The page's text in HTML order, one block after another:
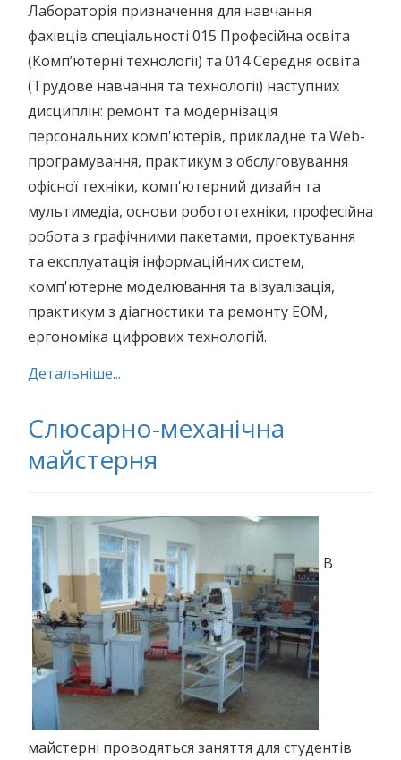
Лабораторія призначення для навчання
фахівців спеціальності 015 Професійна освіта
(Комп’ютерні технології) та 014 Середня освіта
(Трудове навчання та технології) наступних
дисциплін: ремонт та модернізація
персональних комп'ютерів, прикладне та Web-
програмування, практикум з обслуговування
офісної техніки, комп'ютерний дизайн та
мультимедіа, основи робототехніки, професійна
робота з графічними пакетами, проектування
та експлуатація інформаційних систем,
комп'ютерне моделювання та візуалізація,
практикум з діагностики та ремонту ЕОМ,
ергономіка цифрових технологій.
Детальніше...
Слюсарно-механічна
майстерня
В
майстерні проводяться заняття для студентів